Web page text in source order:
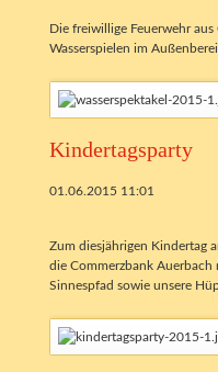
Die freiwillige Feuerwehr
Wasserspielen im
Kindertagsparty
01.06.2015 11:01
Zum diesjährigen Kindertag
die Commerzbank Auerbach
Sinnespfad sowie unsere